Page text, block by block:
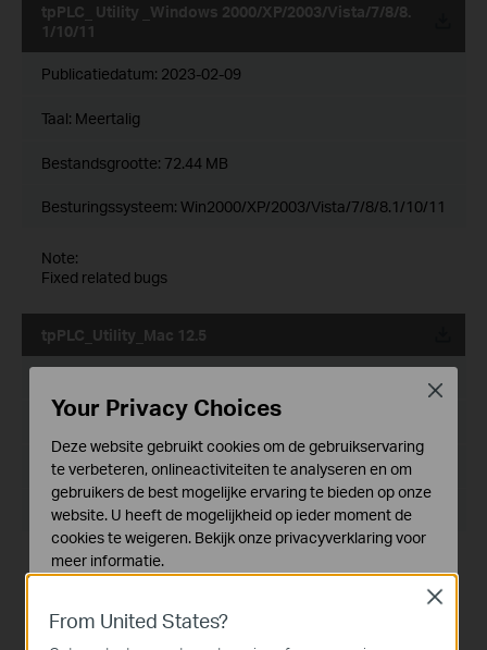
tpPLC_ Utility _Windows 2000/XP/2003/Vista/7/8/8.
1/10/11
Publicatiedatum: 2023-02-09
Taal: Meertalig
Bestandsgrootte: 72.44 MB
Besturingssysteem: Win2000/XP/2003/Vista/7/8/8.1/10/11
Note:
Fixed related bugs
tpPLC_Utility_Mac 12.5
Taal: Meertalig
Bestandsgrootte:3.95 MB
Besturingssysteem: Mac OS 12.5
Modification and bug fixes:
Newly support the G.hn products like
Support the newest MACOS System(Monterey 12.5)
From United States?
Close
Your Privacy Choices
Deze website gebruikt cookies om de gebruikservaring
te verbeteren, onlineactiviteiten te analyseren en om
gebruikers de best mogelijke ervaring te bieden op onze
website. U heeft de mogelijkheid op ieder moment de
cookies te weigeren. Bekijk onze privacyverklaringvoor
meer informatie.
Deze cookies zijn noodzakelijk voor de werking van de
website en kunnen niet worden uitgeschakeld.
Close